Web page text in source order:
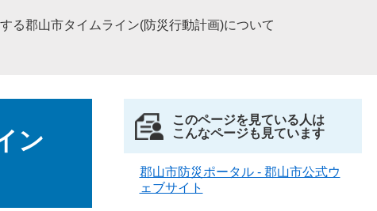
る郡山市タイムライン(防災行動計画)について
ン
このページを見ている人は
こんなページも見ています
郡山市防災ポータル - 郡山市公式ウ
ェブサイト